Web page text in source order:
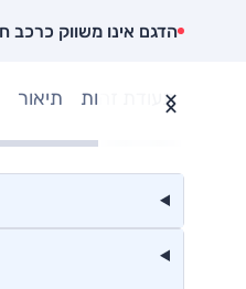
הדגם אינו משווק כרכב
תעודת זהות תיאור